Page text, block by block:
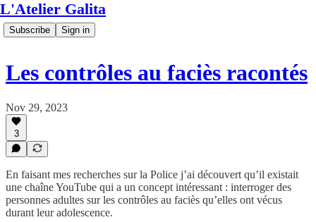
L'Atelier Galita
Subscribe Sign in
Les contrôles au faciès racontés
Nov 29, 2023
3
En faisant mes recherches sur la Police j’ai découvert qu’il existait
une chaîne YouTube qui a un concept intéressant : interroger des
personnes adultes sur les contrôles au faciès qu’elles ont vécus
durant leur adolescence.